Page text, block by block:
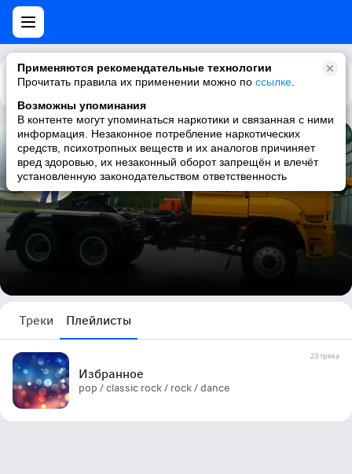
Применяются рекомендательные технологии
Прочитать правила их применении можно по ссылке
Возможны упоминания
В контенте могут упоминаться наркотики и связанная с ними
информация. Незаконное потребление наркотических
средств, психотропных веществ и их аналогов причиняет
вред здоровью, их незаконный оборот запрещён и влечёт
установленную законодательством ответственность
Каталог Рекомендации
Сергей Свинин
1 плейлист
Треки Плейлисты
Избранное
pop / classic rock / rock / dance
23 трека